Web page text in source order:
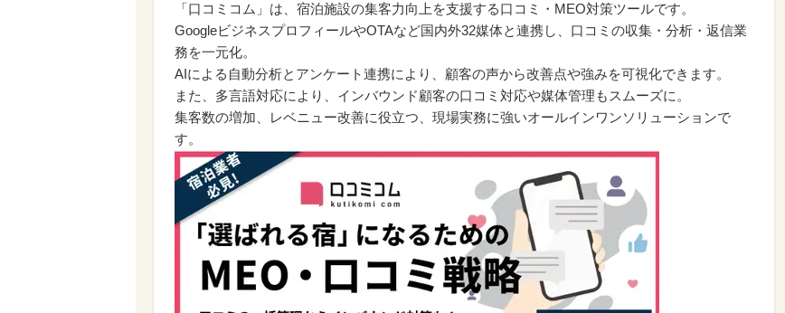
「口コミコム」は、宿泊施設の集客力向上を支援する口コミ・MEO対策ツールです。
GoogleビジネスプロフィールやOTAなど国内外32媒体と連携し、口コミの収集・分析・返信業
務を一元化。
AIによる自動分析とアンケート連携により、顧客の声から改善点や強みを可視化できます。
また、多言語対応により、インバウンド顧客の口コミ対応や媒体管理もスムーズに。
集客数の増加、レベニュー改善に役立つ、現場実務に強いオールインワンソリューションで
す。